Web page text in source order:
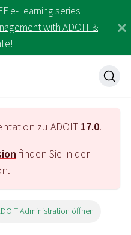
e-Learning series |
with ADOIT &
zu ADOIT 17.0.
finden Sie in der
Administration öffnen